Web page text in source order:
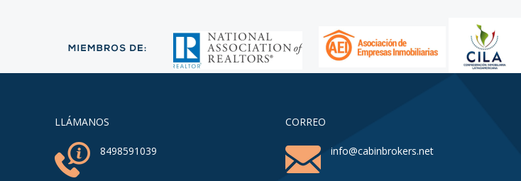
LLÁMANOS
8498591039
CORREO
info@cabinbrokers.net